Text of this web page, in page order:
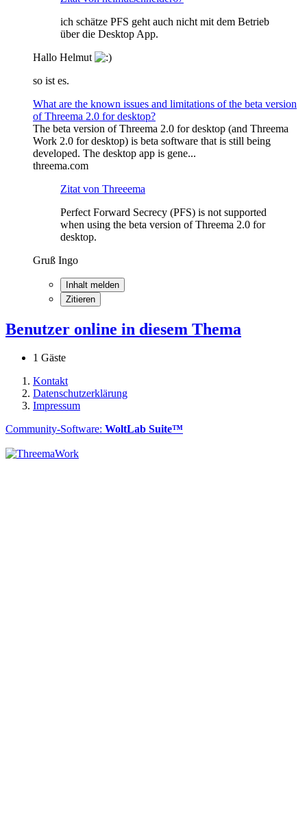
ich schätze PFS geht auch nicht mit dem Betrieb
über die Desktop App.
Hallo Helmut
so ist es.
What are the known issues and limitations of the beta version
of Threema 2.0 for desktop?
The beta version of Threema 2.0 for desktop (and Threema
Work 2.0 for desktop) is beta software that is still being
developed. The desktop app is gene...
threema.com
Zitat von Threeema
Perfect Forward Secrecy (PFS) is not supported
when using the beta version of Threema 2.0 for
desktop.
Gruß Ingo
Inhalt melden
Zitieren
Benutzer online in diesem Thema
1 Gäste
Kontakt
Datenschutzerklärung
Impressum
Community-Software: WoltLab Suite™